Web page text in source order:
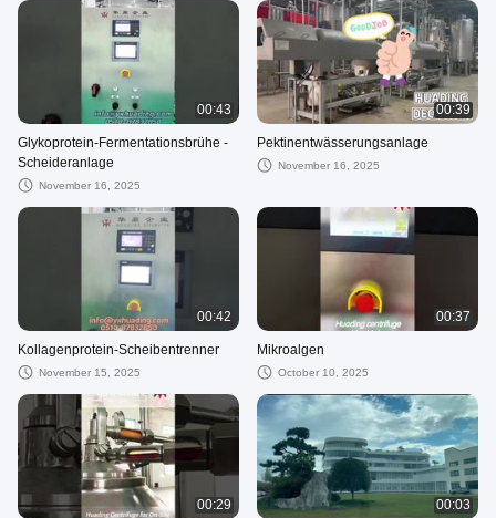
00:43
Glykoprotein-Fermentationsbrühe -
Scheideranlage
November 16, 2025
00:39
Pektinentwässerungsanlage
November 16, 2025
00:42
Kollagenprotein-Scheibentrenner
November 15, 2025
00:37
Mikroalgen
October 10, 2025
00:29 00:03